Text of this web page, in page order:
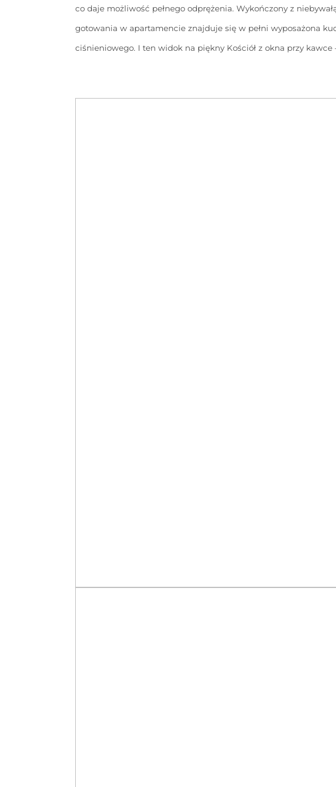
co daje możliwość pełnego odprężenia. Wykończony z
gotowania w apartamencie znajduje się w pełni wyposażona
ciśnieniowego. I ten widok na piękny Kościół z okna przy kawce